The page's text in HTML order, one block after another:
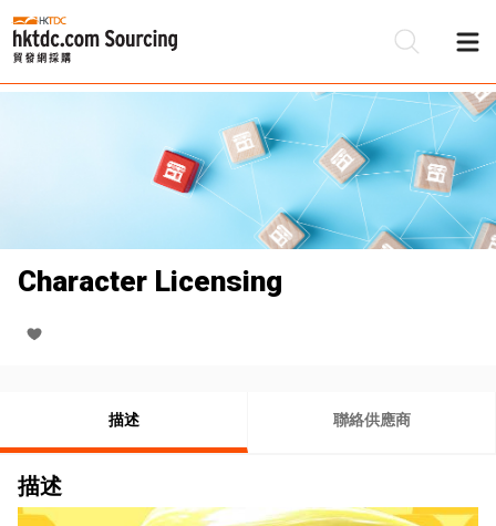
Character Licensing
描述 聯絡供應商
描述